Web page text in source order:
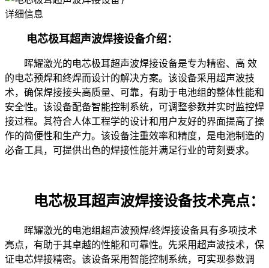
详细信息
电芯极耳超声波焊接设备介绍：
晖耀激光的电芯极耳超声波焊接设备是专为精密、高 效
的电芯预焊和终焊而设计的解决方案。该设备采用超声波技
术，确保焊接接头高质量、可靠，有助于电池组的整体性能和
安全性。该设备配备智能控制系统，可调整参数并实时监控焊
接过程。其符合人体工程学的设计和用户友好的界面提高了操
作的简便性和生产力。该设备注重效率和精度，是电池制造的
必备工具，可提供出色的焊接性能并满足行业的苛刻要求。
电芯极耳超声波焊接设备技术亮点：
晖耀激光的电池组超声波预焊/终焊接设备具有多项技术
亮点，有助于其卓越的性能和可靠性。先采用超声波技术，保
证电芯焊接精密。该设备采用智能控制系统，可实现参数调